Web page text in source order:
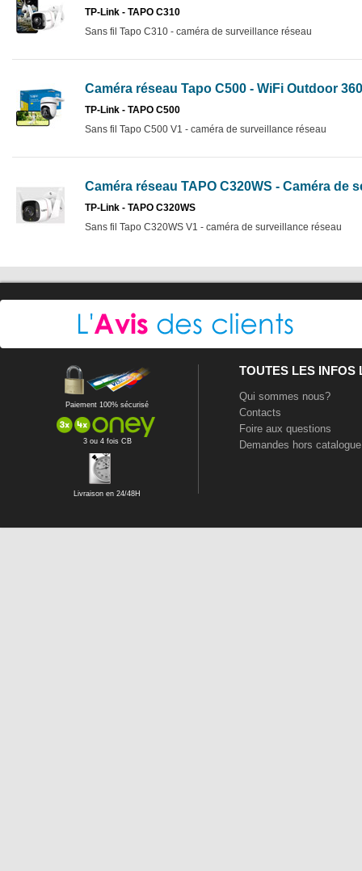
TP-Link - TAPO C310
Sans fil Tapo C310 - caméra de surveillance réseau
Caméra réseau Tapo C500 - WiFi Outdoor
TP-Link - TAPO C500
Sans fil Tapo C500 V1 - caméra de surveillance réseau
Caméra réseau TAPO C320WS - Caméra de
TP-Link - TAPO C320WS
Sans fil Tapo C320WS V1 - caméra de surveillance réseau
Paiement 100% sécurisé
3 ou 4 fois CB
Livraison en 24/48H
TOUTES LES INFOS
Qui sommes nous?
Contacts
Foire aux questions
Demandes hors catalogue